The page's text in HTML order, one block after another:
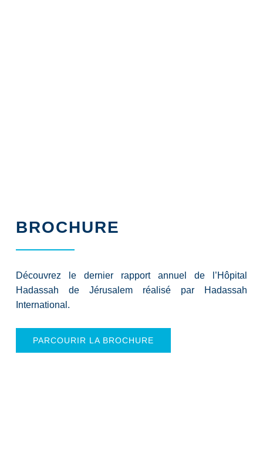
BROCHURE
Découvrez le dernier rapport annuel de l’Hôpital
Hadassah de Jérusalem réalisé par Hadassah
International.
PARCOURIR LA BROCHURE